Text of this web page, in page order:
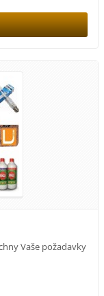
Vaše požadavky